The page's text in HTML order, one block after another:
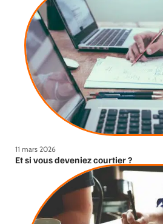
11 mars 2026
Et si vous deveniez courtier ?